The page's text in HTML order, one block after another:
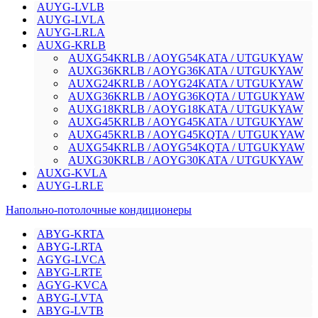
AUYG-LVLB
AUYG-LVLA
AUYG-LRLA
AUXG-KRLB
AUXG54KRLB / AOYG54KATA / UTGUKYAW
AUXG36KRLB / AOYG36KATA / UTGUKYAW
AUXG24KRLB / AOYG24KATA / UTGUKYAW
AUXG36KRLB / AOYG36KQTA / UTGUKYAW
AUXG18KRLB / AOYG18KATA / UTGUKYAW
AUXG45KRLB / AOYG45KATA / UTGUKYAW
AUXG45KRLB / AOYG45KQTA / UTGUKYAW
AUXG54KRLB / AOYG54KQTA / UTGUKYAW
AUXG30KRLB / AOYG30KATA / UTGUKYAW
AUXG-KVLA
AUYG-LRLE
Напольно-потолочные кондиционеры
ABYG-KRTA
ABYG-LRTA
AGYG-LVCA
ABYG-LRTE
AGYG-KVCA
ABYG-LVTA
ABYG-LVTB